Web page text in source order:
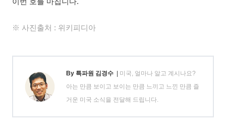
※ 사진출처 : 위키피디아
By 특파원 김경수 | 미국, 얼마나 알고 계시나요?
아는 만큼 보이고 보이는 만큼 느끼고 느낀 만큼 즐
거운 미국 소식을 전달해 드립니다.